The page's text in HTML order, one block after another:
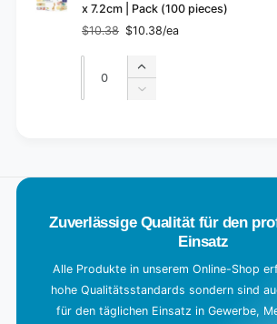
x 7.2cm | Pack (100 pieces)
Regular
price
$10.38
Sale
price
$10.38/ea
Quantity
Increase
quantity
Decrease
a
Zuverlässige Qualität für den
Einsatz
Alle Produkte in unserem Online-Shop
hohe Qualitätsstandards sondern sind
für den täglichen Einsatz in Gewerbe,